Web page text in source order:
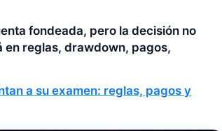
fondeada, pero la decisión no
en reglas, drawdown, pagos,
a su examen: reglas, pagos y